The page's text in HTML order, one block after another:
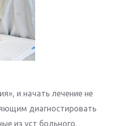
и начать лечение не
диагностировать
из уст больного.